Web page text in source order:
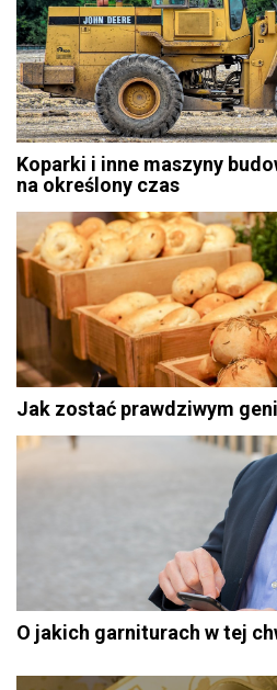
Koparki i inne maszyny
na określony czas
Jak zostać prawdziwym
O jakich garniturach w tej